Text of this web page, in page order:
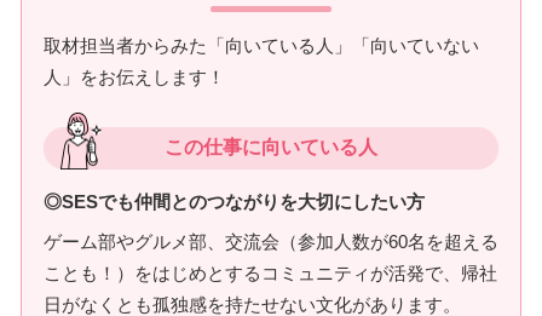
取材担当者からみた「向いている人」「向いていない
人」をお伝えします！
この仕事に向いている人
◎SESでも仲間とのつながりを大切にしたい方
ゲーム部やグルメ部、交流会（参加人数が60名を超える
ことも！）をはじめとするコミュニティが活発で、帰社
日がなくとも孤独感を持たせない文化があります。